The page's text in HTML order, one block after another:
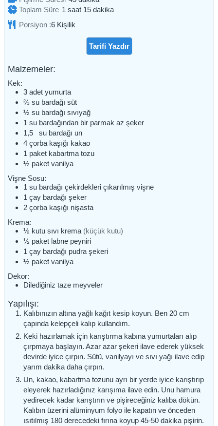
Toplam Süre 1 saat
saat 15dakika
dakika
Porsiyon :6 Kişilik
Tarifi Yazdır
Malzemeler:
Kek:
3 adet yumurta
⅔ su bardağı süt
½ su bardağı sıvıyağ
1 su bardağından bir parmak az şeker
1,5
su bardağı un
4 çorba kaşığı kakao
1 paket kabartma tozu
½ paket vanilya
Vişne Sosu:
1 su bardağı çekirdekleri çıkarılmış vişne
1 çay bardağı şeker
2 çorba kaşığı nişasta
Krema:
½ kutu sıvı krema (küçük kutu)
½ paket labne peyniri
1 çay bardağı pudra şekeri
½ paket vanilya
Dekor:
Dilediğiniz taze meyveler
Yapılışı:
Kalıbınızın altına yağlı kağıt kesip koyun. Ben 20 cm
çapında kelepçeli kalıp kullandım.
Keki hazırlamak için karıştırma kabına yumurtaları alıp
çırpmaya başlayın. Azar azar şekeri ilave ederek yüksek
devirde iyice çırpın. Sütü, vanilyayı ve sıvı yağı ilave edip
yarım dakika daha çırpın.
Un, kakao, kabartma tozunu ayrı bir yerde iyice karıştırıp
eleyerek hazırladığınız karışıma ilave edin. Unu hamura
yedirecek kadar karıştırın ve pişireceğiniz kalıba dökün.
Kalıbın üzerini alüminyum folyo ile kapatın ve önceden
ısıtılmış 180 derecedeki fırına koyup 45-50 dakika pişirin.